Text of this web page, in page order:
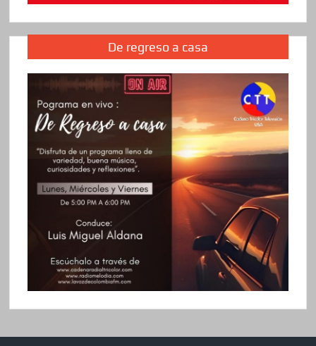
De regreso a casa